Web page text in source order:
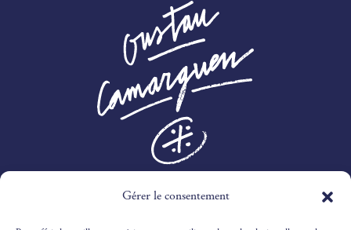
Gérer le consentement
3 RTE DES MARINES,